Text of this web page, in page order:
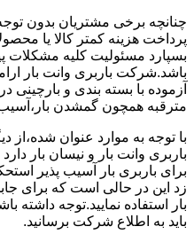
چنانچه برخی مشتریان بدون
پرداخت هزینه کمتر کالا یا
بسپارد مسئولیت کلیه مشکلات
باشد.شرکت باربری وانت بار
آزموده با بسته بندی و بارچینی
مترقبه همچون گمشدن
با توجه به موارد عنوان شده،از
باربری وانت بار و نیسان بار
برای باربری بار آسیب پذیر
زد این در حالی است که برای
بار استفاده نمایید.توجه داشته
باید به اطلاع شرکت برسانید.